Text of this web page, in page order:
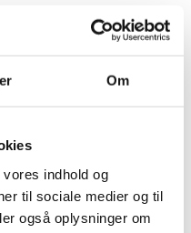
Om
indhold og
til sociale medier og til
også oplysninger om
for
table model
black